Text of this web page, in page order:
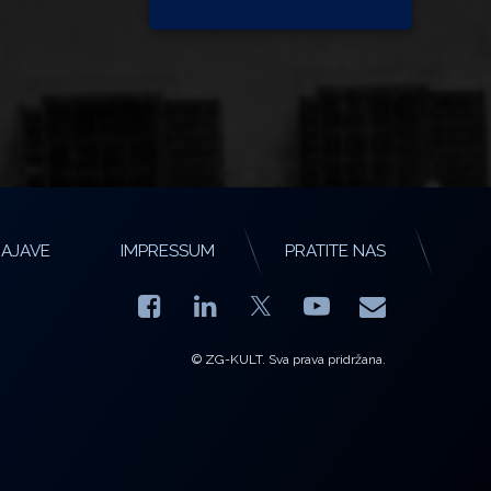
IMPRESSUM PRATITE NAS
Facebook
LinkedIn YouTube
E-mail
© ZG-KULT. Sva prava pridržana.